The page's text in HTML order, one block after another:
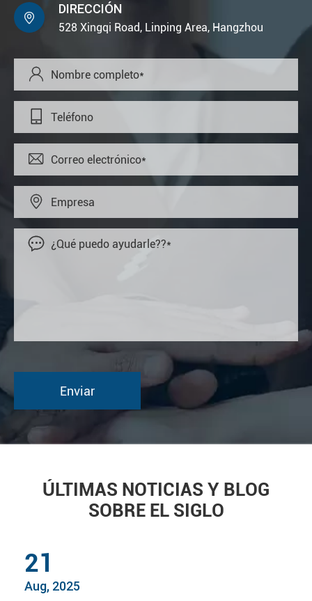

DIRECCIÓN
528 Xingqi Road, Linping Area, Hangzhou





ÚLTIMAS NOTICIAS Y BLOG
SOBRE EL SIGLO
21
Aug, 2025